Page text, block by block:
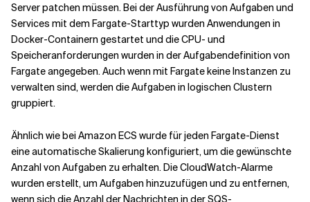
Server patchen müssen. Bei der Ausführung von Aufgaben und
Services mit dem Fargate-Starttyp wurden Anwendungen in
Docker-Containern gestartet und die CPU- und
Speicheranforderungen wurden in der Aufgabendefinition von
Fargate angegeben. Auch wenn mit Fargate keine Instanzen zu
verwalten sind, werden die Aufgaben in logischen Clustern
gruppiert.
Ähnlich wie bei Amazon ECS wurde für jeden Fargate-Dienst
eine automatische Skalierung konfiguriert, um die gewünschte
Anzahl von Aufgaben zu erhalten. Die CloudWatch-Alarme
wurden erstellt, um Aufgaben hinzuzufügen und zu entfernen,
wenn sich die Anzahl der Nachrichten in der SQS-